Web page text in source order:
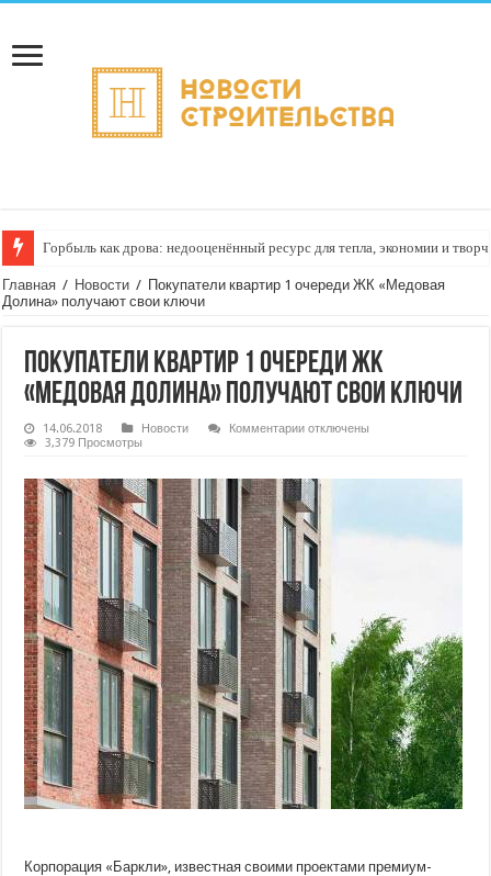
Горбыль как дрова: недооценённый ресурс для тепла, экономии и
Главная / Новости / Покупатели квартир 1 очереди ЖК «Медовая
Долина» получают свои ключи
Покупатели квартир 1 очереди ЖК
«Медовая Долина» получают свои ключи
14.06.2018 Новости Комментариик
1
очереди
ЖК
«Медовая
Долина»
свои
ключи
отключены
3,379 Просмотры
Корпорация «Баркли», известная своими проектами премиум-